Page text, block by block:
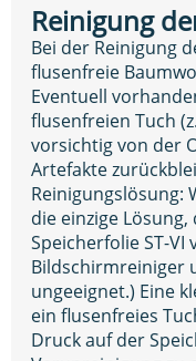
Reinigung
Bei der Reinigung
flusenfreie
Eventuell
flusenfreien Tuch
vorsichtig von der
Artefakte
Reinigungslösung:
die einzige
Speicherfolie ST-
Bildschirmreiniger
ungeeignet.) Eine
ein flusenfreies
Druck auf der